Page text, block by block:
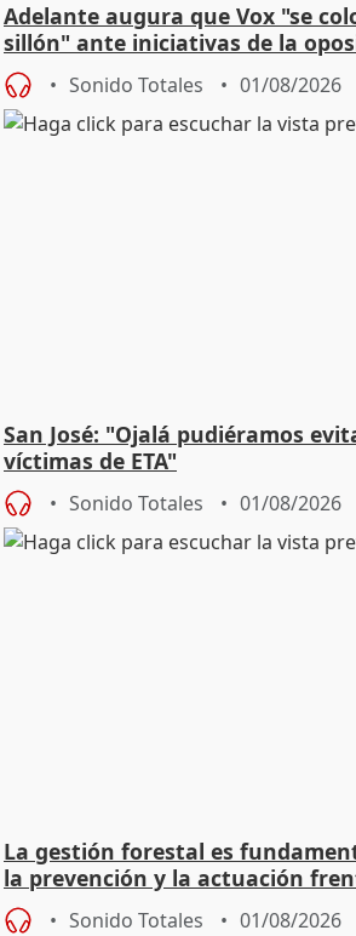
Adelante augura que Vox "se
sillón" ante iniciativas de la
Sonido Totales 01/08/2026
San José: "Ojalá pudiéramos
víctimas de ETA"
Sonido Totales 01/08/2026
La gestión forestal es
la prevención y la actuación
Sonido Totales 01/08/2026